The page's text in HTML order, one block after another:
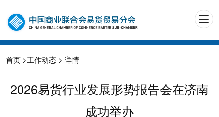
首页 >工作动态 > 详情
2026易货行业发展形势报告会在济南
成功举办